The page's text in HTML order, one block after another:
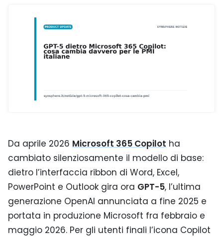
Da aprile 2026 Microsoft 365 Copilot ha
cambiato silenziosamente il modello di base:
dietro l’interfaccia ribbon di Word, Excel,
PowerPoint e Outlook gira ora GPT-5, l’ultima
generazione OpenAI annunciata a fine 2025 e
portata in produzione Microsoft fra febbraio e
maggio 2026. Per gli utenti finali l’icona Copilot